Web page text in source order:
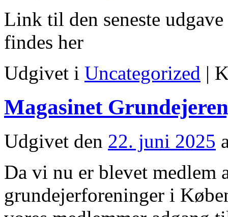
Link til den seneste
findes her
Udgivet i Uncategorized |
Magasinet
Udgivet den 22. juni 2025
Da vi nu er blevet medlem
grundejerforeninger i